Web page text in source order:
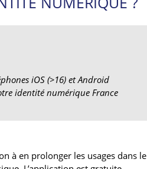
iOS (>16) et Android
identité numérique France
à en prolonger les usages dans le